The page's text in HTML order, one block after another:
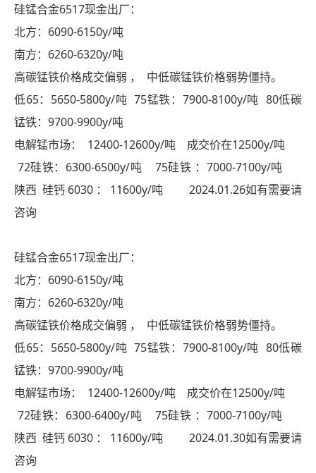
硅锰合金6517现金出厂：
北方：6090-6150y/吨
南方：6260-6320y/吨
高碳锰铁价格成交偏弱 ， 中低碳锰铁价格弱势僵持。
低65：5650-5800y/吨 75锰铁：7900-8100y/吨 80低碳
锰铁：9700-9900y/吨
电解锰市场： 12400-12600y/吨 成交价在12500y/吨
72硅铁：6300-6500y/吨 75硅铁 ：7000-7100y/吨
陕西 硅钙 6030 ： 11600y/吨 2024.01.26如有需要请
咨询
硅锰合金6517现金出厂：
北方：6090-6150y/吨
南方：6260-6320y/吨
高碳锰铁价格成交偏弱 ， 中低碳锰铁价格弱势僵持。
低65：5650-5800y/吨 75锰铁：7900-8100y/吨 80低碳
锰铁：9700-9900y/吨
电解锰市场： 12400-12600y/吨 成交价在12500y/吨
72硅铁：6300-6400y/吨 75硅铁 ：7000-7100y/吨
陕西 硅钙 6030 ： 11600y/吨 2024.01.30如有需要请
咨询